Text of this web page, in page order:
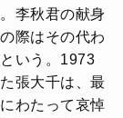
李秋君の献身
際はその代わ
いう。1973
張大千は、最
わたって哀悼